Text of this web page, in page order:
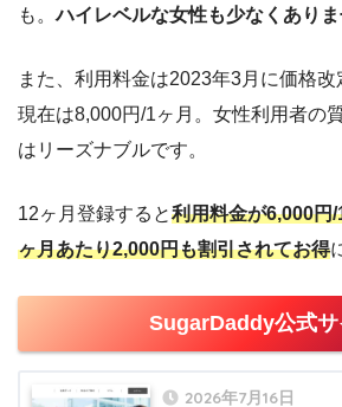
も。ハイレベルな女性も少なくありま
また、利用料金は2023年3月に価格改
現在は8,000円/1ヶ月。女性利用者の
はリーズナブルです。
12ヶ月登録すると利用料金が6,000円
ヶ月あたり2,000円も割引されてお得
SugarDaddy公式サ
2026年7月16日